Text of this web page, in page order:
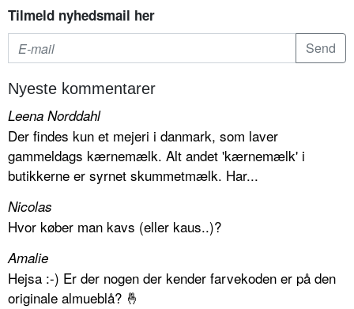
Tilmeld nyhedsmail her
Nyeste kommentarer
Leena Norddahl
Der findes kun et mejeri i danmark, som laver
gammeldags kærnemælk. Alt andet 'kærnemælk' i
butikkerne er syrnet skummetmælk. Har...
Nicolas
Hvor køber man kavs (eller kaus..)?
Amalie
Hejsa :-) Er der nogen der kender farvekoden er på den
originale almueblå? 🤞